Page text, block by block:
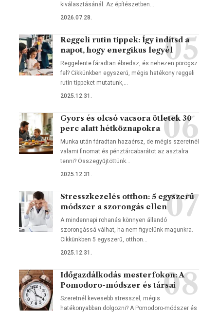
kiválasztásánál. Az építészetben…
2026.07.28.
Reggeli rutin tippek: Így indítsd a
napot, hogy energikus legyél
Reggelente fáradtan ébredsz, és nehezen pörögsz
fel? Cikkünkben egyszerű, mégis hatékony reggeli
rutin tippeket mutatunk,…
2025.12.31.
Gyors és olcsó vacsora ötletek 30
perc alatt hétköznapokra
Munka után fáradtan hazaérsz, de mégis szeretnél
valami finomat és pénztárcabarátot az asztalra
tenni? Összegyűjtöttünk…
2025.12.31.
Stresszkezelés otthon: 5 egyszerű
módszer a szorongás ellen
A mindennapi rohanás könnyen állandó
szorongássá válhat, ha nem figyelünk magunkra.
Cikkünkben 5 egyszerű, otthon…
2025.12.31.
Időgazdálkodás mesterfokon: A
Pomodoro-módszer és társai
Szeretnél kevesebb stresszel, mégis
hatékonyabban dolgozni? A Pomodoro-módszer és